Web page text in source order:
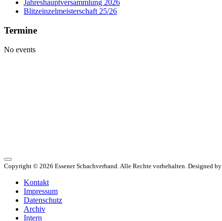
Jahreshauptversammlung 2026
Blitzeinzelmeisterschaft 25/26
Termine
No events
Copyright © 2026 Essener Schachverband. Alle Rechte vorbehalten. Designed by
Kontakt
Impressum
Datenschutz
Archiv
Intern